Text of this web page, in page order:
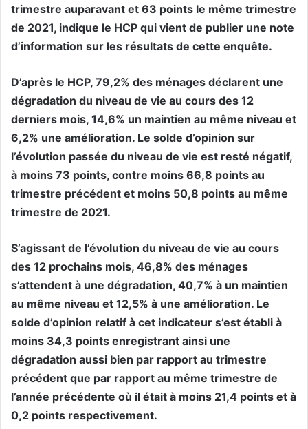
trimestre auparavant et 63 points le même trimestre
de 2021, indique le HCP qui vient de publier une note
d’information sur les résultats de cette enquête.
D’après le HCP, 79,2% des ménages déclarent une
dégradation du niveau de vie au cours des 12
derniers mois, 14,6% un maintien au même niveau et
6,2% une amélioration. Le solde d’opinion sur
l’évolution passée du niveau de vie est resté négatif,
à moins 73 points, contre moins 66,8 points au
trimestre précédent et moins 50,8 points au même
trimestre de 2021.
S’agissant de l’évolution du niveau de vie au cours
des 12 prochains mois, 46,8% des ménages
s’attendent à une dégradation, 40,7% à un maintien
au même niveau et 12,5% à une amélioration. Le
solde d’opinion relatif à cet indicateur s’est établi à
moins 34,3 points enregistrant ainsi une
dégradation aussi bien par rapport au trimestre
précédent que par rapport au même trimestre de
l’année précédente où il était à moins 21,4 points et à
0,2 points respectivement.